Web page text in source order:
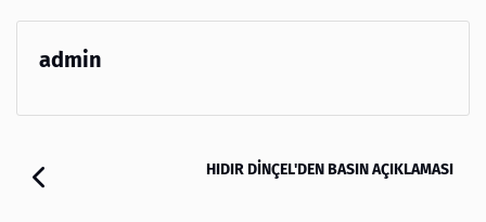
admin
HIDIR DİNÇEL'DEN BASIN AÇIKLAMASI